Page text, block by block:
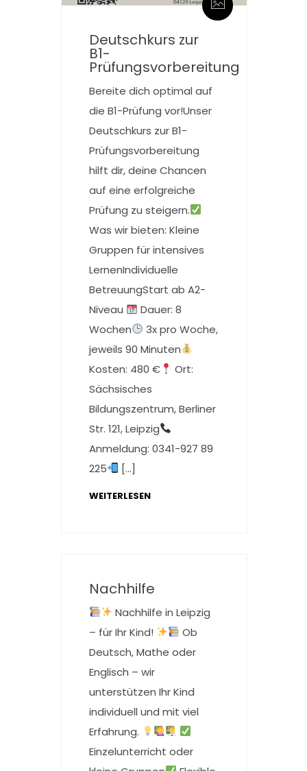
Deutschkurs zur
B1-
Prüfungsvorbereitung
Bereite dich optimal auf
die B1-Prüfung vor!Unser
Deutschkurs zur B1-
Prüfungsvorbereitung
hilft dir, deine Chancen
auf eine erfolgreiche
Prüfung zu steigern.
Was wir bieten: Kleine
Gruppen für intensives
LernenIndividuelle
BetreuungStart ab A2-
Niveau
Dauer: 8
Wochen
3x pro Woche,
jeweils 90 Minuten
Kosten: 480 €
Ort:
Sächsisches
Bildungszentrum, Berliner
Str. 121, Leipzig
Anmeldung: 0341-927 89
225
[…]
WEITERLESEN
Nachhilfe
Nachhilfe in Leipzig
– für Ihr Kind!
Ob
Deutsch, Mathe oder
Englisch – wir
unterstützen Ihr Kind
individuell und mit viel
Erfahrung.
Einzelunterricht oder